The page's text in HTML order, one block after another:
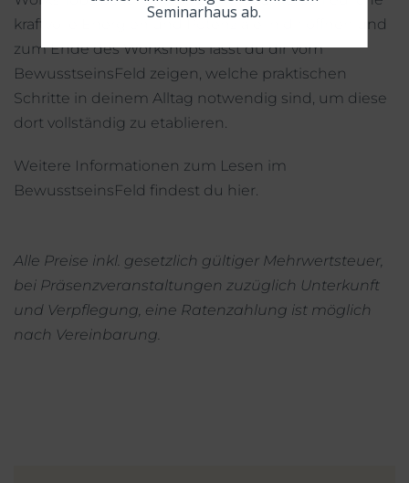
kraftvolle Energien und Potenziale in dir öffnen und
zum Ende des Workshops lässt du dir vom
BewusstseinsFeld zeigen, welche praktischen
Schritte in deinem Alltag notwendig sind, um diese
dort vollständig zu etablieren.
Weitere Informationen zum Lesen im
BewusstseinsFeld findest du hier
Alle Preise inkl. gesetzlich gültiger Mehrwertsteuer,
bei Präsenzveranstaltungen zuzüglich Unterkunft
und Verpflegung, eine Ratenzahlung ist möglich
nach Vereinbarung.
Seminarhaus ab.